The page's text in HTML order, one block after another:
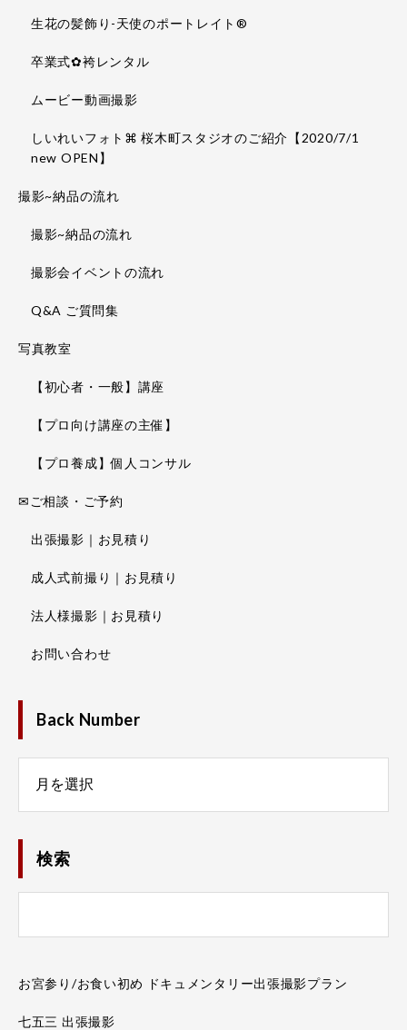
生花の髪飾り-天使のポートレイト®
卒業式✿袴レンタル
ムービー動画撮影
しいれいフォト⌘ 桜木町スタジオのご紹介【2020/7/1
new OPEN】
撮影~納品の流れ
撮影~納品の流れ
撮影会イベントの流れ
Q&A ご質問集
写真教室
【初心者・一般】講座
【プロ向け講座の主催】
【プロ養成】個人コンサル
✉ご相談・ご予約
出張撮影｜お見積り
成人式前撮り｜お見積り
法人様撮影｜お見積り
お問い合わせ
Back Number
検索
お宮参り/お食い初め ドキュメンタリー出張撮影プラン
七五三 出張撮影